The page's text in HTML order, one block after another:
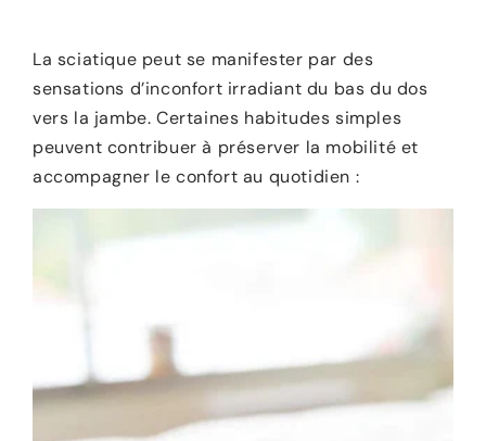
La sciatique peut se manifester par des
sensations d’inconfort irradiant du bas du dos
vers la jambe. Certaines habitudes simples
peuvent contribuer à préserver la mobilité et
accompagner le confort au quotidien :